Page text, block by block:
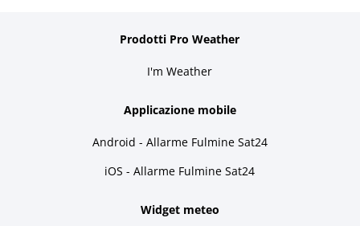
Prodotti Pro Weather
I'm Weather
Applicazione mobile
Android - Allarme Fulmine Sat24
iOS - Allarme Fulmine Sat24
Widget meteo